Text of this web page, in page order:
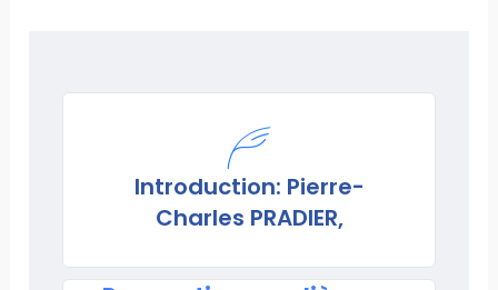
Introduction: Pierre-
Charles PRADIER,